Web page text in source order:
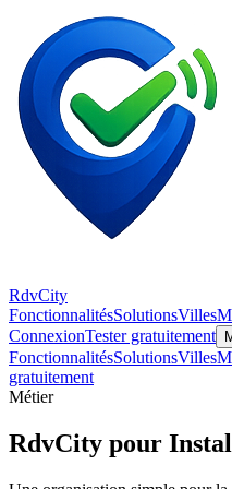
RdvCity
FonctionnalitésSolutionsVilles
ConnexionTester gratuitement
FonctionnalitésSolutionsVilles
gratuitement
Métier
RdvCity pour